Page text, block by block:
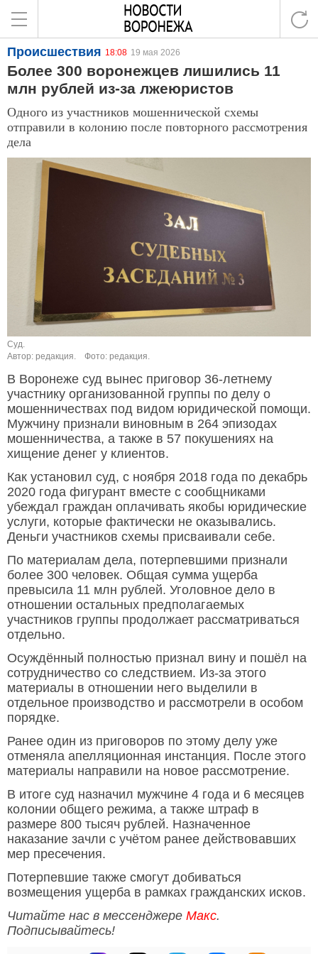
Происшествия 18:08 19 мая 2026
Более 300 воронежцев лишились 11
млн рублей из-за лжеюристов
Одного из участников мошеннической схемы
отправили в колонию после повторного рассмотрения
дела
Суд.
Автор: редакция.
Фото: редакция.
В Воронеже суд вынес приговор 36-летнему
участнику организованной группы по делу о
мошенничествах под видом юридической помощи.
Мужчину признали виновным в 264 эпизодах
мошенничества, а также в 57 покушениях на
хищение денег у клиентов.
Как установил суд, с ноября 2018 года по декабрь
2020 года фигурант вместе с сообщниками
убеждал граждан оплачивать якобы юридические
услуги, которые фактически не оказывались.
Деньги участников схемы присваивали себе.
По материалам дела, потерпевшими признали
более 300 человек. Общая сумма ущерба
превысила 11 млн рублей. Уголовное дело в
отношении остальных предполагаемых
участников группы продолжает рассматриваться
отдельно.
Осуждённый полностью признал вину и пошёл на
сотрудничество со следствием. Из-за этого
материалы в отношении него выделили в
отдельное производство и рассмотрели в особом
порядке.
Ранее один из приговоров по этому делу уже
отменяла апелляционная инстанция. После этого
материалы направили на новое рассмотрение.
В итоге суд назначил мужчине 4 года и 6 месяцев
колонии общего режима, а также штраф в
размере 800 тысяч рублей. Назначенное
наказание зачли с учётом ранее действовавших
мер пресечения.
Потерпевшие также смогут добиваться
возмещения ущерба в рамках гражданских исков.
Читайте нас в мессенджере Макс.
Подписывайтесь!